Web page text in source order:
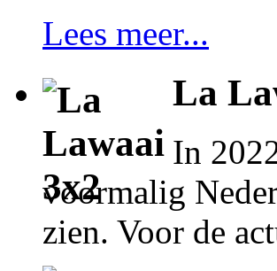
Lees meer...
La
In
voormalig
zien. Voor de